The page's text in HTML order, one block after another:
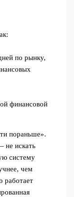
по рынку,
финансовой
пораньше».
не искать
систему
чем
работает